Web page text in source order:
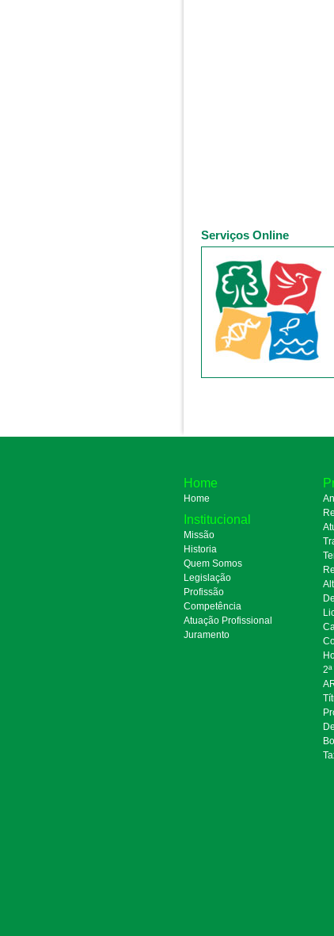
Serviços Online
Home
Home
Institucional
Missão
Historia
Quem Somos
Legislação
Profissão
Competência
Atuação Profissional
Juramento